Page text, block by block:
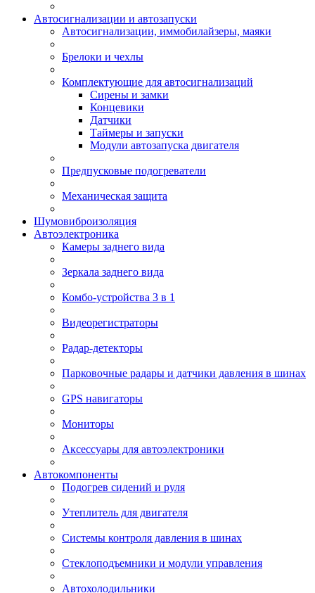
Автосигнализации и автозапуски
Автосигнализации, иммобилайзеры, маяки
Брелоки и чехлы
Комплектующие для автосигнализаций
Сирены и замки
Концевики
Датчики
Таймеры и запуски
Модули автозапуска двигателя
Предпусковые подогреватели
Механическая защита
Шумовиброизоляция
Автоэлектроника
Камеры заднего вида
Зеркала заднего вида
Комбо-устройства 3 в 1
Видеорегистраторы
Радар-детекторы
Парковочные радары и датчики давления в шинах
GPS навигаторы
Мониторы
Аксессуары для автоэлектроники
Автокомпоненты
Подогрев сидений и руля
Утеплитель для двигателя
Системы контроля давления в шинах
Стеклоподъемники и модули управления
Автохолодильники